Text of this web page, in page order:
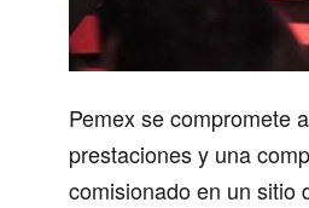
Pemex se compromete
prestaciones y una
comisionado en un sitio